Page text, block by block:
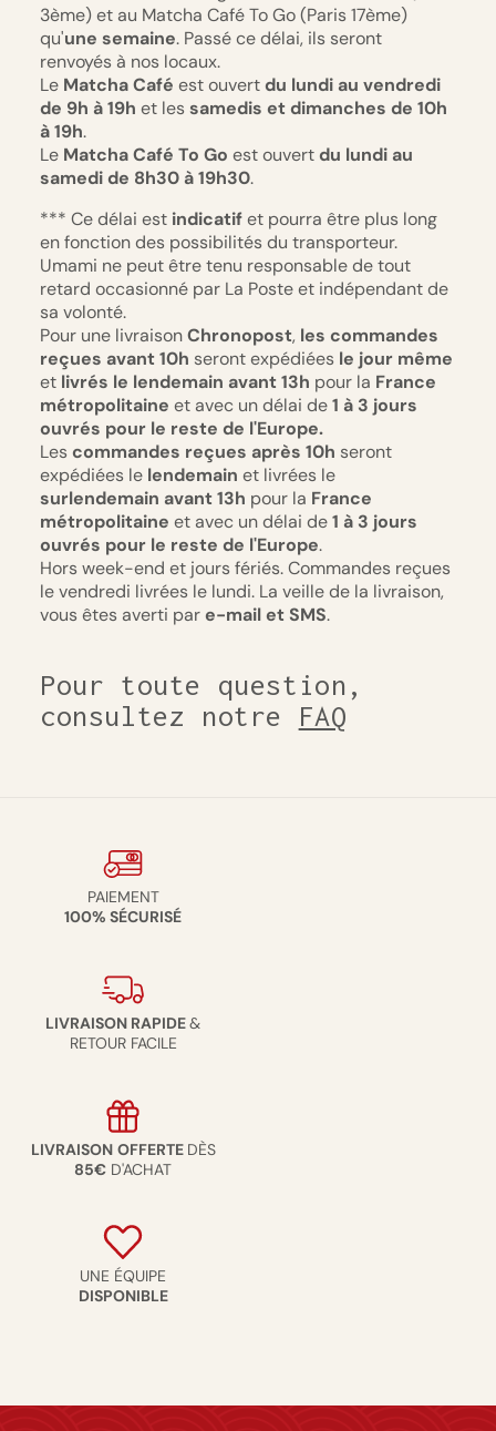
3ème) et au Matcha Café To Go (Paris 17ème)
qu'une semaine. Passé ce délai, ils seront
renvoyés à nos locaux.
Le Matcha Café est ouvertdu lundi au vendredi
de 9h à 19h et lessamedis et dimanches de 10h
à 19h.
Le Matcha Café To Go est ouvertdu lundi au
samedi de 8h30 à 19h30.
*** Ce délai est indicatifet pourra être plus long
en fonction des possibilités du transporteur.
Umami ne peut être tenu responsable de tout
retard occasionné par La Poste et indépendant de
sa volonté.
Pour une livraisonChronopost, les commandes
reçues avant 10h seront expédiées le jour même
et livrés le lendemain avant 13h pour la France
métropolitaine et avec un délai de1 à 3 jours
ouvrés pour le reste de l'Europe.
Lescommandes reçues après 10h seront
expédiées le lendemain et livrées le
surlendemain avant 13h pour la France
métropolitaine et avec un délai de1 à 3 jours
ouvrés pour le reste de l'Europe.
Hors week-end et jours fériés. Commandes reçues
le vendredi livrées le lundi. La veille de la livraison,
vous êtes averti pare-mail et SMS.
Pour toute question,
consultez notre FAQ
PAIEMENT
100% SÉCURISÉ
LIVRAISON RAPIDE&
RETOUR FACILE
LIVRAISON OFFERTE DÈS
85€ D'ACHAT
UNE ÉQUIPE
DISPONIBLE